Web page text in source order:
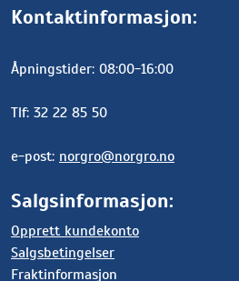
Kontaktinformasjon:
Åpningstider: 08:00-16:00
Tlf: 32 22 85 50
e-post: norgro@norgro.no
Salgsinformasjon:
Opprett kundekonto
Salgsbetingelser
Fraktinformasjon